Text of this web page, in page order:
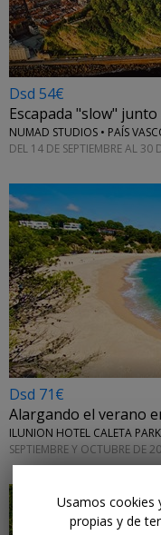
Dsd 54€
Escapada "slow"
NUMAD STUDIOS • PAÍS
DEL 14 DE SEPTIEMBRE AL 30
←
Dsd 71€
Alargando el verano
ILUNION HOTEL CALETA
SEPTIEMBRE Y OCTUBRE DE
Usamos cookies
propias y de